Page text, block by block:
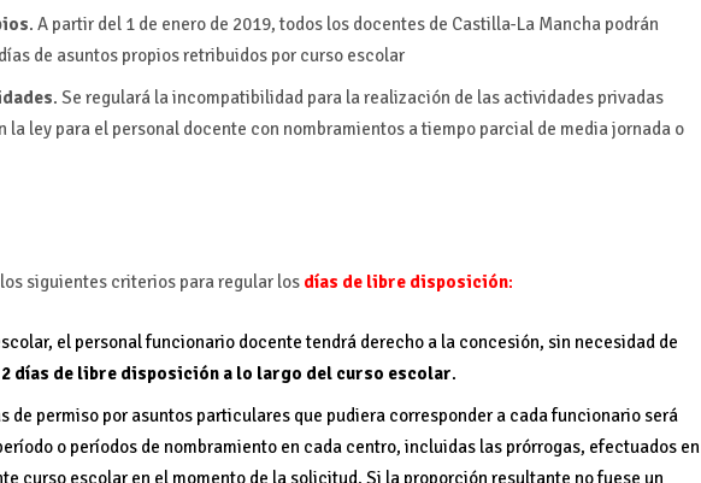
. A partir del 1 de enero de 2019, todos los docentes de Castilla-La Mancha podrán
de asuntos propios retribuidos por curso escolar
. Se regulará la incompatibilidad para la realización de las actividades privadas
la ley para el personal docente con nombramientos a tiempo parcial de media jornada o
siguientes criterios para regular los días de libre disposición:
el personal funcionario docente tendrá derecho a la concesión, sin necesidad de
2 días de libre disposición a lo largo del curso escolar.
de permiso por asuntos particulares que pudiera corresponder a cada funcionario será
o períodos de nombramiento en cada centro, incluidas las prórrogas, efectuados en
curso escolar en el momento de la solicitud. Si la proporción resultante no fuese un